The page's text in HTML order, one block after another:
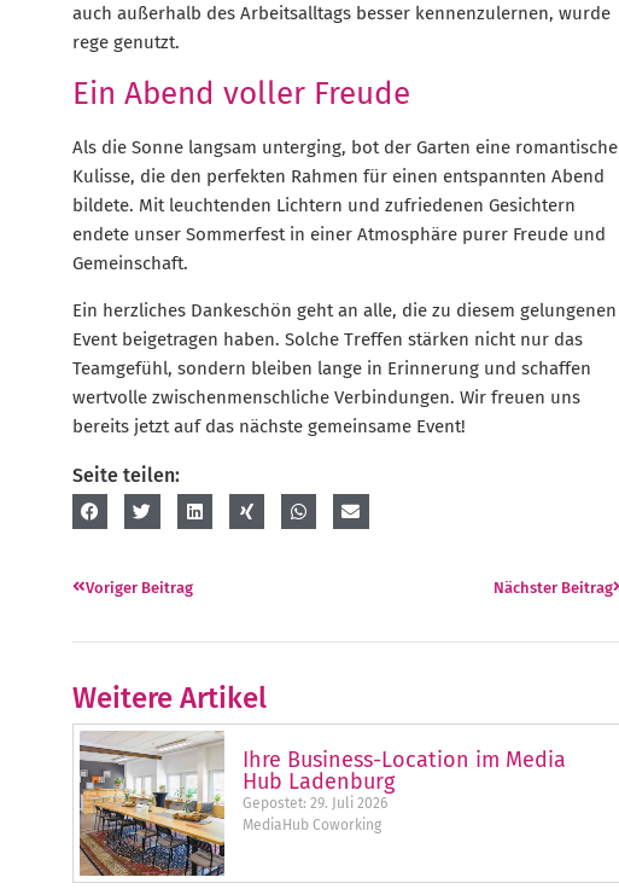
auch außerhalb des Arbeitsalltags besser kennenzulernen, wurde
rege genutzt.
Ein Abend voller Freude
Als die Sonne langsam unterging, bot der Garten eine romantische
Kulisse, die den perfekten Rahmen für einen entspannten Abend
bildete. Mit leuchtenden Lichtern und zufriedenen Gesichtern
endete unser Sommerfest in einer Atmosphäre purer Freude und
Gemeinschaft.
Ein herzliches Dankeschön geht an alle, die zu diesem gelungenen
Event beigetragen haben. Solche Treffen stärken nicht nur das
Teamgefühl, sondern bleiben lange in Erinnerung und schaffen
wertvolle zwischenmenschliche Verbindungen. Wir freuen uns
bereits jetzt auf das nächste gemeinsame Event!
Seite teilen:
Voriger Beitrag Nächster Beitrag
Weitere Artikel
Ihre Business-Location im Media
Hub Ladenburg
Gepostet: 29. Juli 2026
MediaHub Coworking